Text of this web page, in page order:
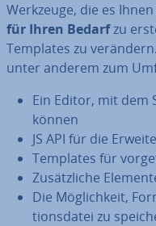
Werkzeuge, die es
für Ihren Bedarfzu
Templates zu
unter anderem zum
Ein Editor, mit dem
können
JS API für die
Templates für
Zu­sätz­li­che
Die Mög­lich­keit,
ti­ons­da­tei zu